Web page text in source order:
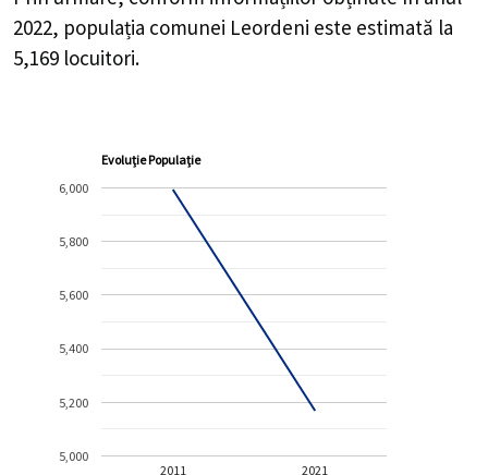
2022, populația comunei Leordeni este estimată la
5,169 locuitori.
Evoluție Populație
2011 2021
5,000
5,200
5,400
5,600
5,800
6,000